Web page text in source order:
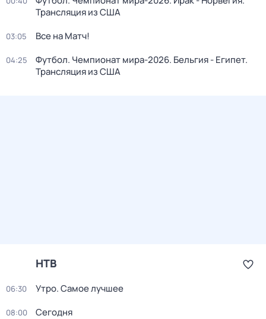
Трансляция из США
03:05 Все на Матч!
04:25
Футбол. Чемпионат мира-2026. Бельгия - Египет.
Трансляция из США
НТВ
06:30 Утро. Самое лучшее
08:00 Сегодня